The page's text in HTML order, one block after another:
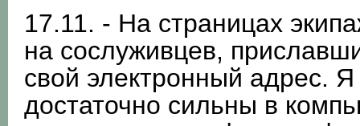
17.11. - На страницах
на сослуживцев,
свой электронный адрес.
достаточно сильны в